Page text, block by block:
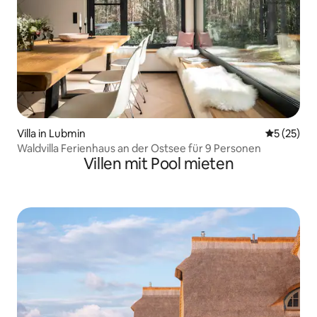
Villa in Lubmin
5 (25)
Waldvilla Ferienhaus an der Ostsee für 9 Personen
Villen mit Pool mieten